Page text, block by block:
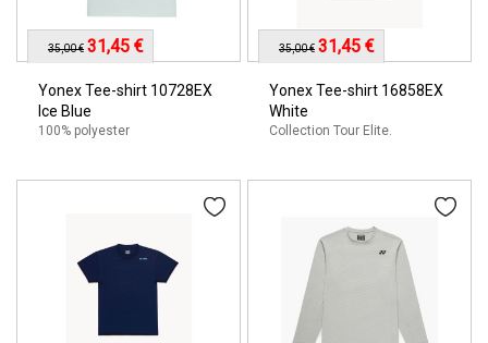
Yonex Tee-shirt 10728EX
Ice Blue
100% polyester
35,00 € 31,45 €
Yonex Tee-shirt 16858EX
White
Collection Tour Elite.
35,00 € 31,45 €